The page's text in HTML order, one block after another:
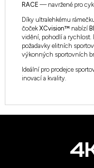
RACE — navržené pro
Díky ultralehkému
čočekXCvision™ nabízí
vidění, pohodlí a rychlost.
požadavky elitních
výkonných sportovních
Ideální pro prodejce
inovací a kvality.